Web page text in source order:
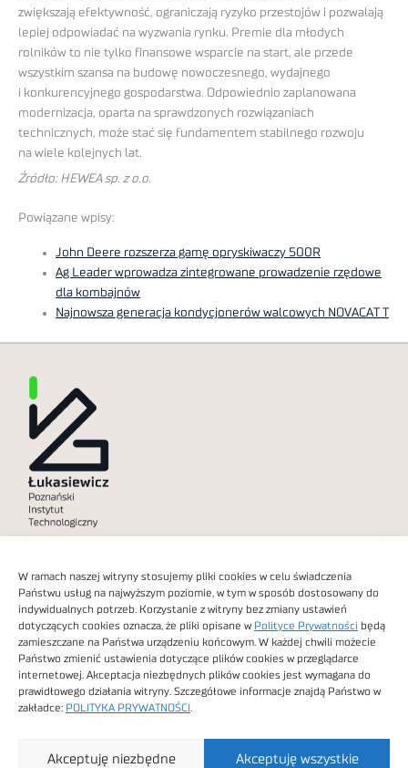
W ramach naszej witryny stosujemy pliki cookies w celu świadczenia
Państwu usług na najwyższym poziomie, w tym w sposób dostosowany do
indywidualnych potrzeb. Korzystanie z witryny bez zmiany ustawień
dotyczących cookies oznacza, że pliki opisane w Polityce Prywatności będą
zamieszczane na Państwa urządzeniu końcowym. W każdej chwili możecie
Państwo zmienić ustawienia dotyczące plików cookies w przeglądarce
internetowej. Akceptacja niezbędnych plików cookies jest wymagana do
prawidłowego działania witryny. Szczegółowe informacje znajdą Państwo w
zakładce: POLITYKA PRYWATNOŚCI
Akceptuję wszystkie
Akceptuję niezbędne
zwiększają efektywność, ograniczają ryzyko przestojów i pozwalają
lepiej odpowiadać na wyzwania rynku. Premie dla młodych
rolników to nie tylko finansowe wsparcie na start, ale przede
wszystkim szansa na budowę nowoczesnego, wydajnego
i konkurencyjnego gospodarstwa. Odpowiednio zaplanowana
modernizacja, oparta na sprawdzonych rozwiązaniach
technicznych, może stać się fundamentem stabilnego rozwoju
na wiele kolejnych lat.
Źródło: HEWEA sp. z o.o.
Powiązane wpisy:
John Deere rozszerza gamę opryskiwaczy 500R
Ag Leader wprowadza zintegrowane prowadzenie rzędowe
dla kombajnów
Najnowsza generacja kondycjonerów walcowych NOVACAT T
Dostępność cyfrowa
Obrazy stockowe
autorstwa
Technologiczny